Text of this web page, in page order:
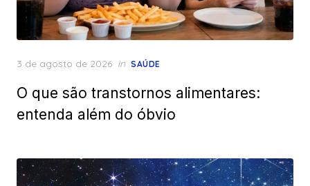
Posted
3 de agosto de 2026 in SAÚDE
O que são transtornos alimentares:
entenda além do óbvio